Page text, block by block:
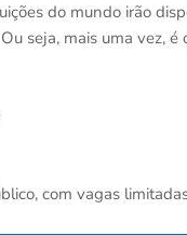
do mundo irão
seja, mais uma vez,
com vagas